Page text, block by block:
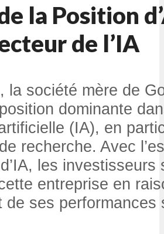
la Position
de l’IA
la société mère de
dominante
(IA), en
recherche. Avec
les
entreprise en
de ses performances